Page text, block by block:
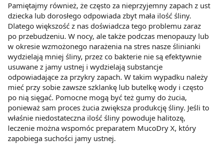
Pamiętajmy również, że często za nieprzyjemny zapach z ust
dziecka lub dorosłego odpowiada zbyt mała ilość śliny.
Dlatego większość z nas doświadcza tego problemu zaraz
po przebudzeniu. W nocy, ale także podczas menopauzy lub
w okresie wzmożonego narażenia na stres nasze ślinianki
wydzielają mniej śliny, przez co bakterie nie są efektywnie
usuwane z jamy ustnej i wydzielają substancje
odpowiadające za przykry zapach. W takim wypadku należy
mieć przy sobie zawsze szklankę lub butelkę wody i często
po nią sięgać. Pomocne mogą być też gumy do żucia,
ponieważ sam proces żucia zwiększa produkcję śliny. Jeśli to
właśnie niedostateczna ilość śliny powoduje halitozę,
leczenie można wspomóc preparatem MucoDry X, który
zapobiega suchości jamy ustnej.